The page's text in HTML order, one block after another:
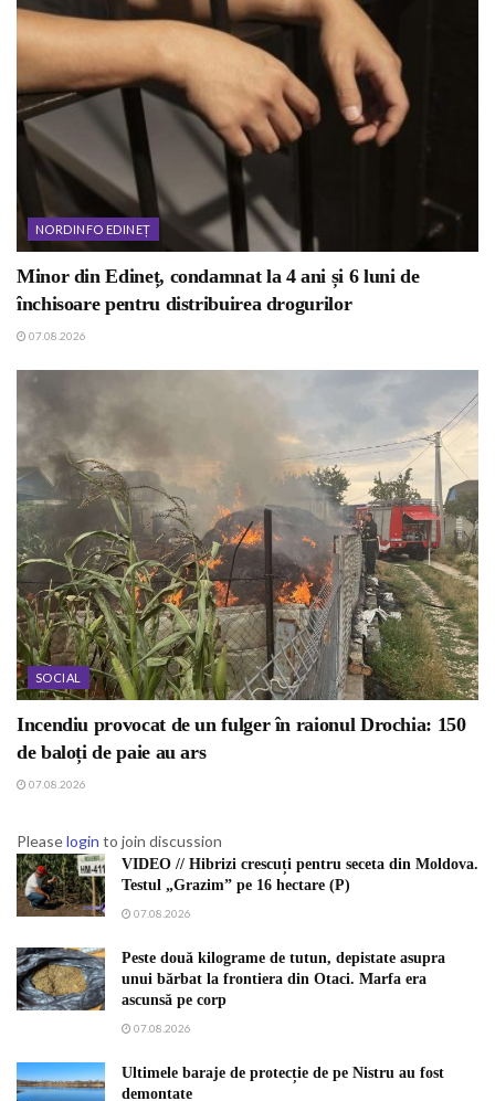
NORDINFO EDINEȚ
Minor din Edineț, condamnat la 4 ani și 6 luni de
închisoare pentru distribuirea drogurilor
07.08.2026
SOCIAL
Incendiu provocat de un fulger în raionul Drochia: 150
de baloți de paie au ars
07.08.2026
Pleaselogin to join discussion
VIDEO // Hibrizi crescuți pentru seceta din Moldova.
Testul „Grazim” pe 16 hectare (P)
07.08.2026
Peste două kilograme de tutun, depistate asupra
unui bărbat la frontiera din Otaci. Marfa era
ascunsă pe corp
07.08.2026
Ultimele baraje de protecție de pe Nistru au fost
demontate